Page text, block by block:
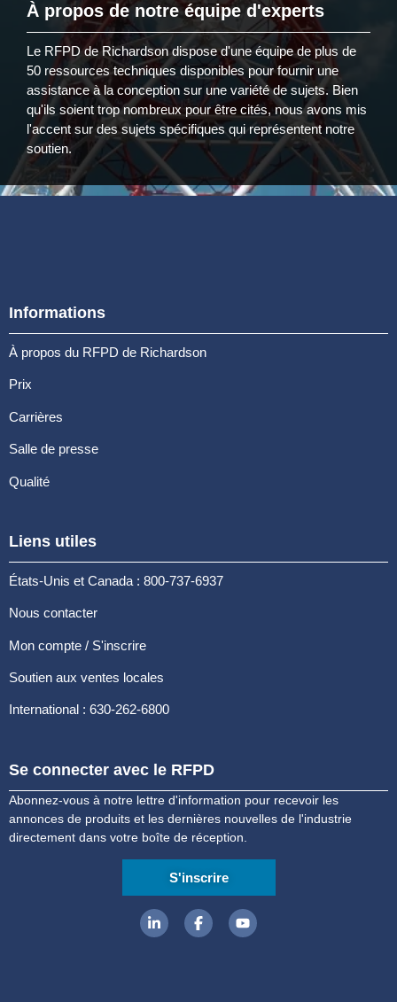
À propos de notre équipe d'experts
Le RFPD de Richardson dispose d'une équipe de plus de
50 ressources techniques disponibles pour fournir une
assistance à la conception sur une variété de sujets. Bien
qu'ils soient trop nombreux pour être cités, nous avons mis
l'accent sur des sujets spécifiques qui représentent notre
soutien.
Informations
À propos du RFPD de Richardson
Prix
Carrières
Salle de presse
Qualité
Liens utiles
États-Unis et Canada : 800-737-6937
Nous contacter
Mon compte / S'inscrire
Soutien aux ventes locales
International : 630-262-6800
Se connecter avec le RFPD
Abonnez-vous à notre lettre d'information pour recevoir les
annonces de produits et les dernières nouvelles de l'industrie
directement dans votre boîte de réception.
S'inscrire